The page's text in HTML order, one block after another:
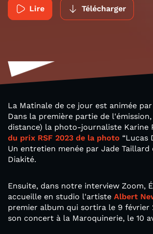
Lire Télécharger
La Matinale de ce jour est animée par
Dans la première partie de
distance) la photo-journaliste Karine
du prix RSF 2023 de la photo “Lucas
Un entretien menée par Jade Taillard
Diakité.
Ensuite, dans notre interview Zoom,
accueille en studio l'artiste Albert
premier album qui sortira le 9 février
son concert à la Maroquinerie, le 10